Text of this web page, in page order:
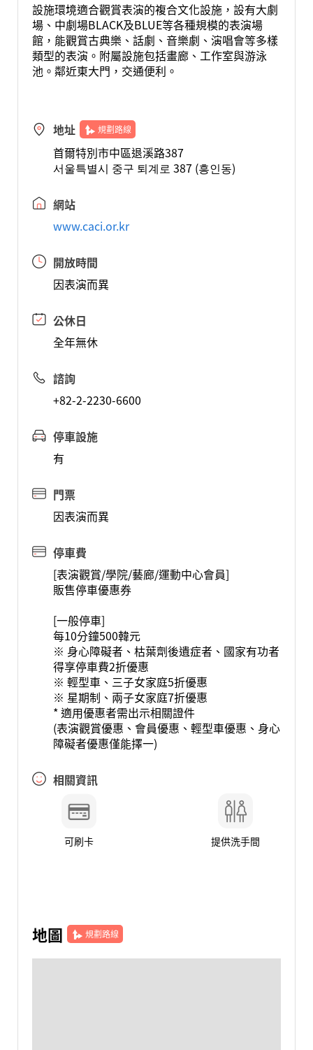
設施環境適合觀賞表演的複合文化設施，設有大劇
場、中劇場BLACK及BLUE等各種規模的表演場
館，能觀賞古典樂、話劇、音樂劇、演唱會等多樣
類型的表演。附屬設施包括畫廊、工作室與游泳
池。鄰近東大門，交通便利。
地址 規劃路線
首爾特別市中區退溪路387
서울특별시 중구 퇴계로 387 (흥인동)
網站
www.caci.or.kr
開放時間
因表演而異
公休日
全年無休
諮詢
+82-2-2230-6600
停車設施
有
門票
因表演而異
停車費
[表演觀賞/學院/藝廊/運動中心會員]
販售停車優惠券
[一般停車]
每10分鐘500韓元
※ 身心障礙者、枯葉劑後遺症者、國家有功者
得享停車費2折優惠
※ 輕型車、三子女家庭5折優惠
※ 星期制、兩子女家庭7折優惠
* 適用優惠者需出示相關證件
(表演觀賞優惠、會員優惠、輕型車優惠、身心
障礙者優惠僅能擇一)
相關資訊
可刷卡 提供洗手間
地圖 規劃路線